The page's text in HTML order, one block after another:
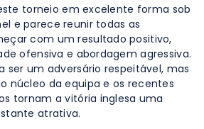
torneio em excelente forma sob
e parece reunir todas as
com um resultado positivo,
ofensiva e abordagem agressiva.
ser um adversário respeitável, mas
núcleo da equipa e os recentes
tornam a vitória inglesa uma
atrativa.